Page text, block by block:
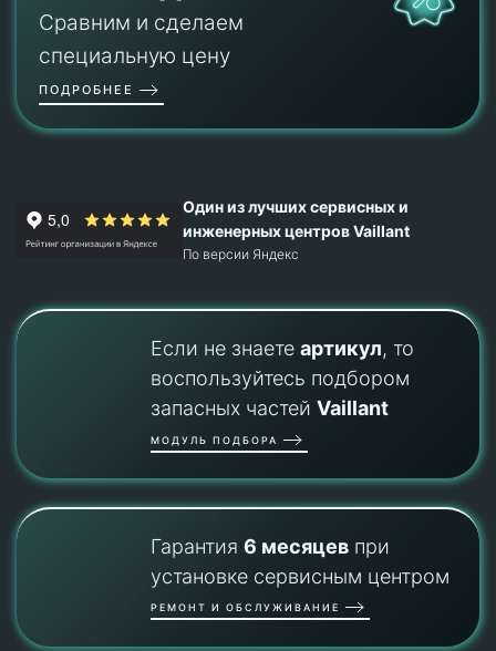
Сравним и сделаем
специальную цену
ПОДРОБНЕЕ
Один из лучших сервисных и
инженерных центров Vaillant
По версии Яндекс
Если не знаете артикул, то
воспользуйтесь подбором
запасных частей Vaillant
МОДУЛЬ ПОДБОРА
Гарантия 6 месяцевпри
установке сервисным центром
РЕМОНТ И ОБСЛУЖИВАНИЕ